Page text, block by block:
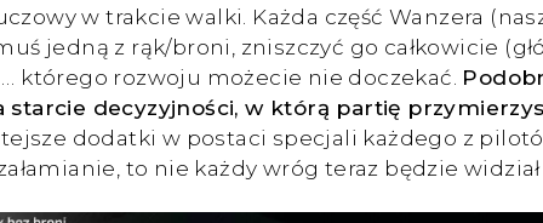
w trakcie walki. Każda część Wanzera
jedną z rąk/broni, zniszczyć go całkowicie
którego rozwoju możecie nie doczekać.
decyzyjności, w którą partię
dodatki w postaci specjali każdego z
to nie każdy wróg teraz będzie